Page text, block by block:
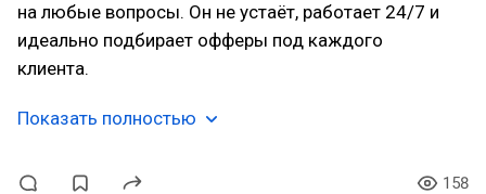
на любые вопросы. Он не устаёт, работает 24/7 и
идеально подбирает офферы под каждого
клиента.
Показать полностью
158